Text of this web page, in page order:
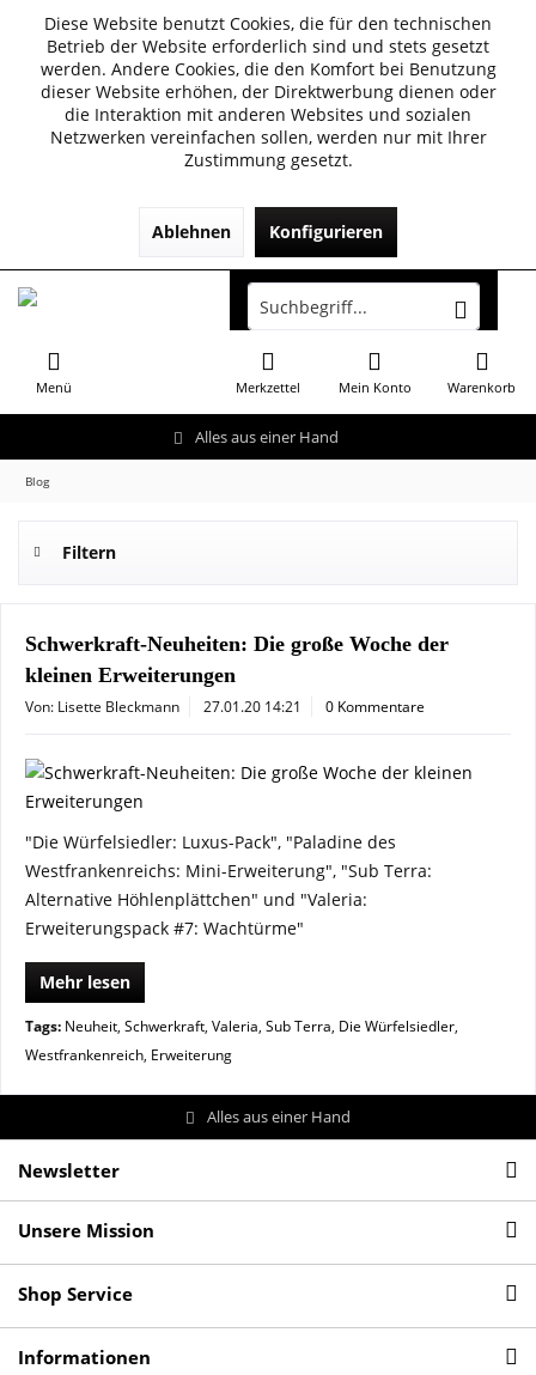
Diese Website benutzt Cookies, die für den technischen
Betrieb der Website erforderlich sind und stets gesetzt
werden. Andere Cookies, die den Komfort bei Benutzung
dieser Website erhöhen, der Direktwerbung dienen oder
die Interaktion mit anderen Websites und sozialen
Netzwerken vereinfachen sollen, werden nur mit Ihrer
Zustimmung gesetzt.
Ablehnen Konfigurieren
Alles aus einer Hand
Menü Warenkorb
Merkzettel Mein Konto
Blog
Filtern
Schwerkraft-Neuheiten: Die große Woche der
kleinen Erweiterungen
Von: Lisette Bleckmann 27.01.20 14:21 0 Kommentare
"Die Würfelsiedler: Luxus-Pack", "Paladine des
Westfrankenreichs: Mini-Erweiterung", "Sub Terra:
Alternative Höhlenplättchen" und "Valeria:
Erweiterungspack #7: Wachtürme"
Mehr lesen
Tags: Neuheit, Schwerkraft, Valeria, Sub Terra, Die Würfelsiedler,
Westfrankenreich, Erweiterung
Alles aus einer Hand
Newsletter
Unsere Mission
Shop Service
Informationen